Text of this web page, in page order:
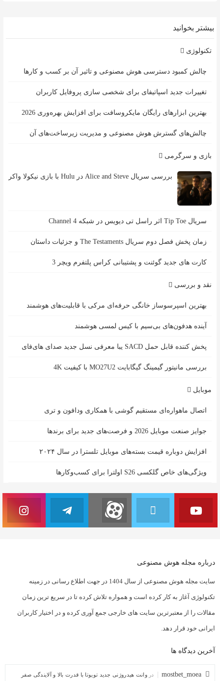
بیشتر بخوانید
تکنولوژی
چالش کمبود دسترسی هوش مصنوعی و تاثیر آن بر کسب و کارها
تغییرات جدید اسپاتیفای برای شخصی سازی پروفایل کاربران
بهترین ابزارهای رایگان مایکروسافت برای افزایش بهره‌وری 2026
چالش‌های گسترش هوش مصنوعی و مدیریت زیرساخت‌های آن
بازی و سرگرمی
بررسی سریال Alice and Steve در Hulu با بازی نیکولا واکر
سریال Tip Toe اثر راسل تی دیویس در شبکه Channel 4
زمان پخش فصل دوم سریال The Testaments و جزئیات داستان
کارت های جدید گوئنت و پشتیبانی کراس پلتفرم ویچر 3
نقد و بررسی
بهترین اسپرسوساز خانگی حرفه‌ای مرکی با قابلیت‌های هوشمند
آینده هدفون‌های بی‌سیم با کیس لمسی هوشمند
پخش کننده قابل حمل SACD یبا معرفی نسل جدید صدای های‌فای
بررسی مانیتور گیمینگ گیگابایت MO27U2 با کیفیت 4K
موبایل
اتصال ماهواره‌ای مستقیم گوشی‌ با همکاری ودافون و تری
جوایز صنعت موبایل 2026 و فرصت‌های جدید برای برندها
افزایش دوباره قیمت بسته‌های موبایل تلسترا در سال ۲۰۲۴
ویژگی‌های خاص گلکسی S26 اولترا برای کسب‌وکارها
درباره مجله هوش مصنوعی
سایت مجله هوش مصنوعی از سال 1404 در جهت اطلاع رسانی در زمینه
تکنولوژی آغاز به کار کرده است و همواره تلاش کرده تا در سریع ترین زمان
مقالات را از معتبرترین سایت های خارجی جمع آوری کرده و در اختیار کاربران
ایرانی خود قرار دهد.
آخرین دیدگاه ها
mostbet_moea در وانت هیدروژنی جدید تویوتا با قدرت بالا و آلایندگی صفر